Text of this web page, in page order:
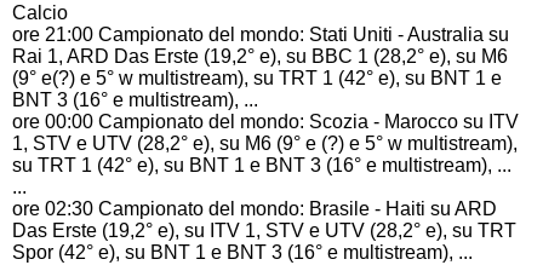
Calcio
ore 21:00 Campionato del mondo: Stati Uniti - Australia su
Rai 1, ARD Das Erste (19,2° e), su BBC 1 (28,2° e), su M6
(9° e(?) e 5° w multistream), su TRT 1 (42° e), su BNT 1 e
BNT 3 (16° e multistream), ...
ore 00:00 Campionato del mondo: Scozia - Marocco su ITV
1, STV e UTV (28,2° e), su M6 (9° e (?) e 5° w multistream),
su TRT 1 (42° e), su BNT 1 e BNT 3 (16° e multistream), ...
...
ore 02:30 Campionato del mondo: Brasile - Haiti su ARD
Das Erste (19,2° e), su ITV 1, STV e UTV (28,2° e), su TRT
Spor (42° e), su BNT 1 e BNT 3 (16° e multistream), ...